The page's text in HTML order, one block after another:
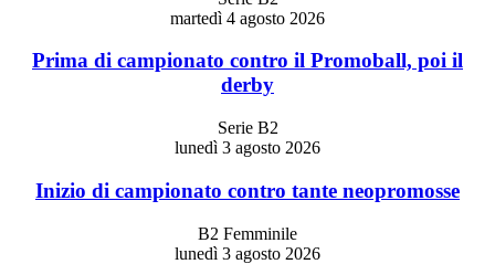
martedì 4 agosto 2026
Prima di campionato contro il Promoball, poi il
derby
Serie B2
lunedì 3 agosto 2026
Inizio di campionato contro tante neopromosse
B2 Femminile
lunedì 3 agosto 2026